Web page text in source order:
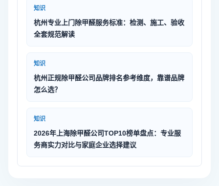
知识
杭州专业上门除甲醛服务标准：检测、施工、验收
全套规范解读
知识
杭州正规除甲醛公司品牌排名参考维度，靠谱品牌
怎么选？
知识
2026年上海除甲醛公司TOP10榜单盘点：专业服
务商实力对比与家庭企业选择建议